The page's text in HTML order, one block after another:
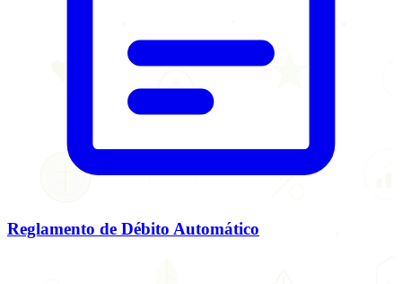
Reglamento de Débito Automático